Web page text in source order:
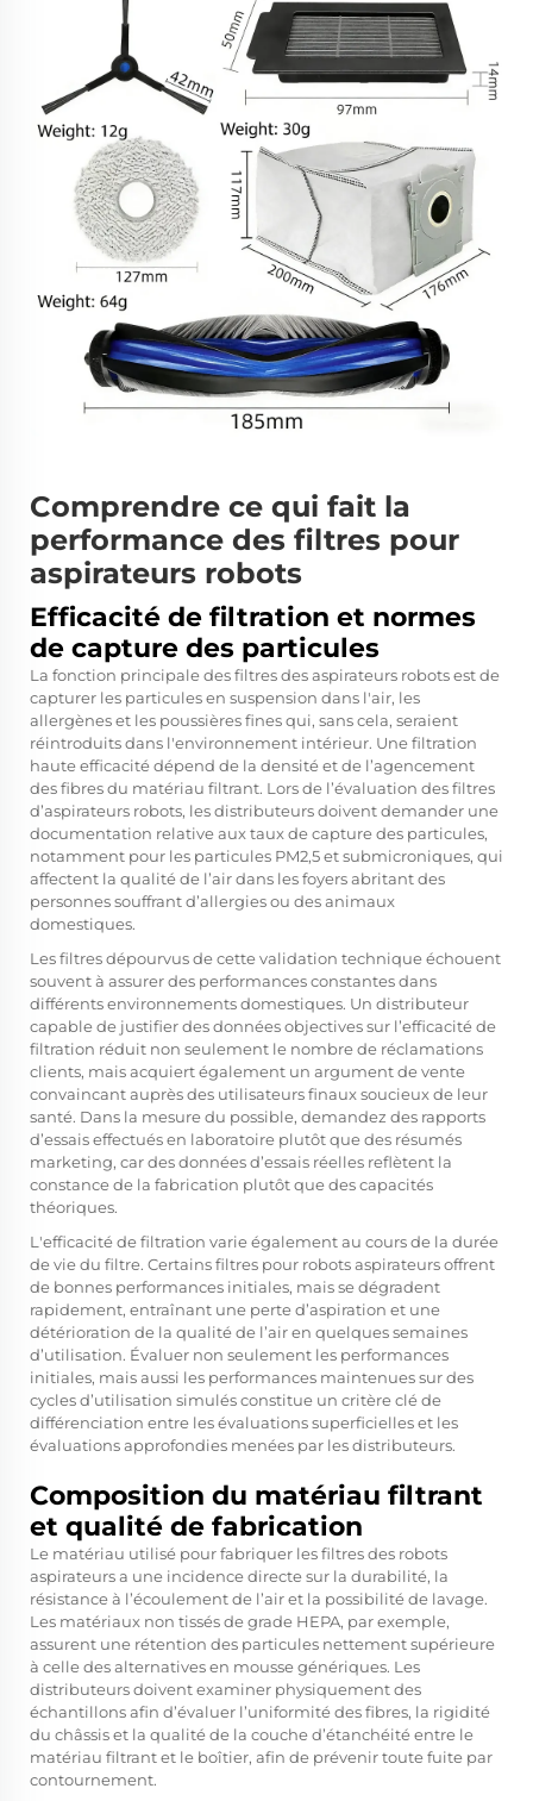
Comprendre ce qui fait la
performance des filtres pour
aspirateurs robots
Efficacité de filtration et normes
de capture des particules
La fonction principale des filtres des aspirateurs robots est de
capturer les particules en suspension dans l'air, les
allergènes et les poussières fines qui, sans cela, seraient
réintroduits dans l'environnement intérieur. Une filtration
haute efficacité dépend de la densité et de l’agencement
des fibres du matériau filtrant. Lors de l’évaluation des filtres
d’aspirateurs robots, les distributeurs doivent demander une
documentation relative aux taux de capture des particules,
notamment pour les particules PM2,5 et submicroniques, qui
affectent la qualité de l’air dans les foyers abritant des
personnes souffrant d’allergies ou des animaux
domestiques.
Les filtres dépourvus de cette validation technique échouent
souvent à assurer des performances constantes dans
différents environnements domestiques. Un distributeur
capable de justifier des données objectives sur l’efficacité de
filtration réduit non seulement le nombre de réclamations
clients, mais acquiert également un argument de vente
convaincant auprès des utilisateurs finaux soucieux de leur
santé. Dans la mesure du possible, demandez des rapports
d’essais effectués en laboratoire plutôt que des résumés
marketing, car des données d’essais réelles reflètent la
constance de la fabrication plutôt que des capacités
théoriques.
L'efficacité de filtration varie également au cours de la durée
de vie du filtre. Certains filtres pour robots aspirateurs offrent
de bonnes performances initiales, mais se dégradent
rapidement, entraînant une perte d’aspiration et une
détérioration de la qualité de l’air en quelques semaines
d’utilisation. Évaluer non seulement les performances
initiales, mais aussi les performances maintenues sur des
cycles d’utilisation simulés constitue un critère clé de
différenciation entre les évaluations superficielles et les
évaluations approfondies menées par les distributeurs.
Composition du matériau filtrant
et qualité de fabrication
Le matériau utilisé pour fabriquer les filtres des robots
aspirateurs a une incidence directe sur la durabilité, la
résistance à l’écoulement de l’air et la possibilité de lavage.
Les matériaux non tissés de grade HEPA, par exemple,
assurent une rétention des particules nettement supérieure
à celle des alternatives en mousse génériques. Les
distributeurs doivent examiner physiquement des
échantillons afin d’évaluer l’uniformité des fibres, la rigidité
du châssis et la qualité de la couche d’étanchéité entre le
matériau filtrant et le boîtier, afin de prévenir toute fuite par
contournement.